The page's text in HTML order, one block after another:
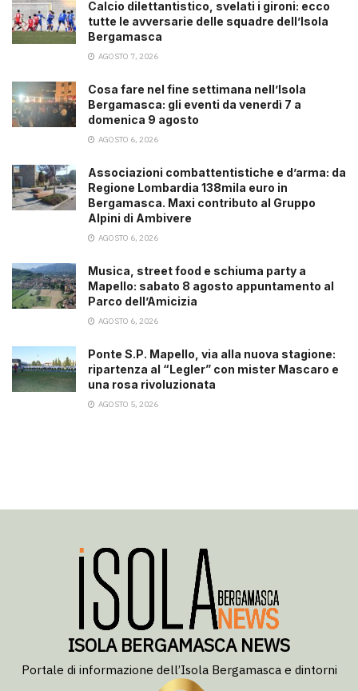
Calcio dilettantistico, svelati i gironi: ecco
tutte le avversarie delle squadre dell’Isola
Bergamasca
AGOSTO 7, 2026
Cosa fare nel fine settimana nell’Isola
Bergamasca: gli eventi da venerdì 7 a
domenica 9 agosto
AGOSTO 6, 2026
Associazioni combattentistiche e d’arma: da
Regione Lombardia 138mila euro in
Bergamasca. Maxi contributo al Gruppo
Alpini di Ambivere
AGOSTO 6, 2026
Musica, street food e schiuma party a
Mapello: sabato 8 agosto appuntamento al
Parco dell’Amicizia
AGOSTO 6, 2026
Ponte S.P. Mapello, via alla nuova stagione:
ripartenza al “Legler” con mister Mascaro e
una rosa rivoluzionata
AGOSTO 5, 2026
ISOLA BERGAMASCA NEWS
Portale di informazione dell’Isola Bergamasca e dintorni